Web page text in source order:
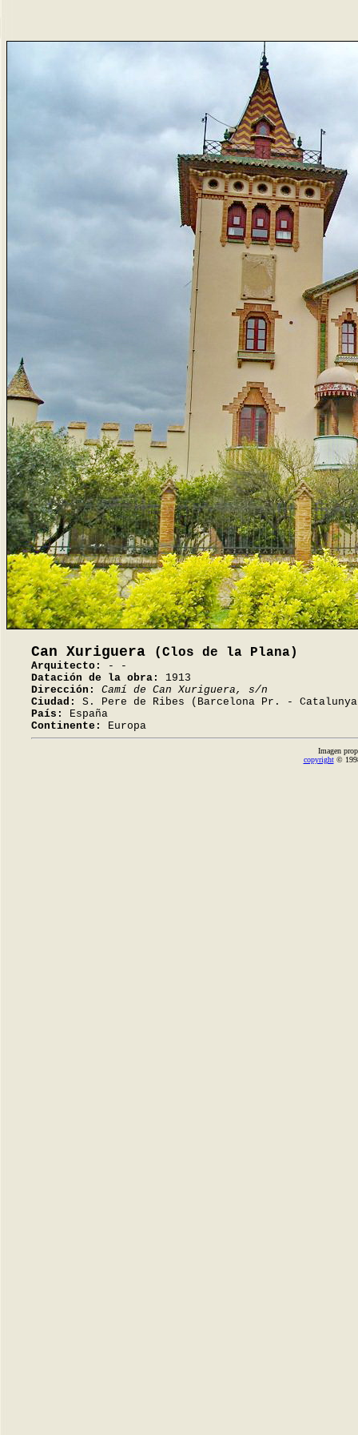
Can Xuriguera (Clos de la Plana)
Arquitecto:
- -
Datación de la obra:
1913
Dirección:
Camí de Can Xuriguera, s/n
Ciudad:
S. Pere de Ribes (Barcelona Pr. -
País:
España
Continente:
Europa
Imagen
copyright©